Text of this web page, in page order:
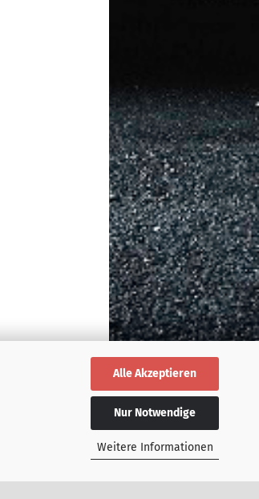
Alle Akzeptieren
Nur Notwendige
Weitere Informationen